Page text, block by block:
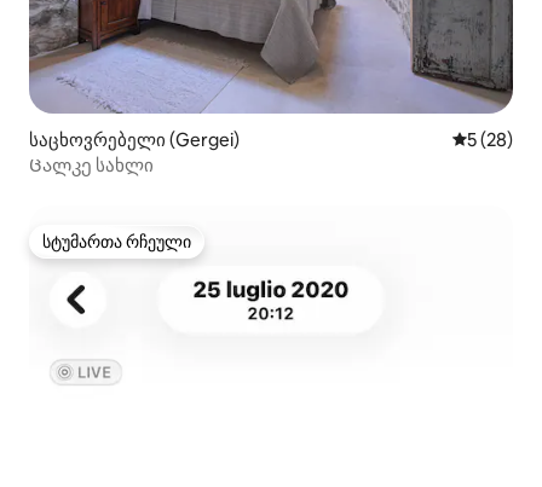
საცხოვრებელი (Gergei) საშუალო
5 (28)
Ცალკე სახლი
სტუმართა რჩეული
სტუმართა რჩეული